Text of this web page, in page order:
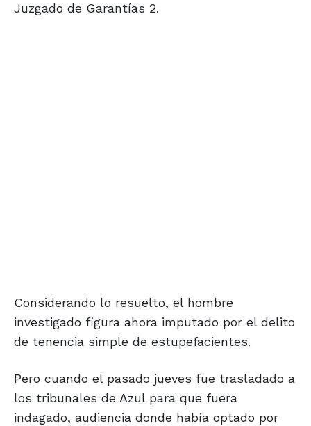
Juzgado de Garantías 2.
Considerando lo resuelto, el hombre
investigado figura ahora imputado por el delito
de tenencia simple de estupefacientes.
Pero cuando el pasado jueves fue trasladado a
los tribunales de Azul para que fuera
indagado, audiencia donde había optado por